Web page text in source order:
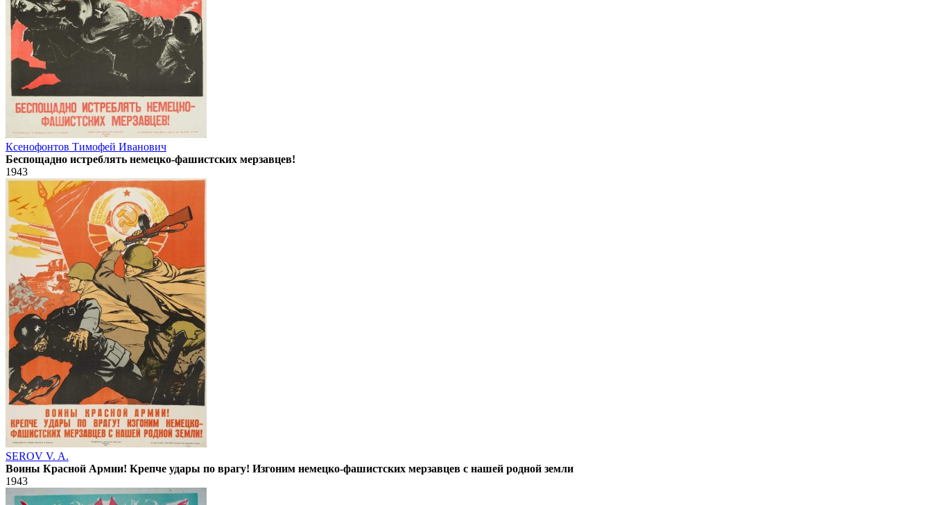
Ксенофонтов Тимофей Иванович
Беспощадно истреблять немецко-фашистских мерзавцев!
1943
SEROV V. A.
Воины Красной Армии! Крепче удары по врагу! Изгоним немецко-фашистских мерзавцев с нашей родной земли
1943